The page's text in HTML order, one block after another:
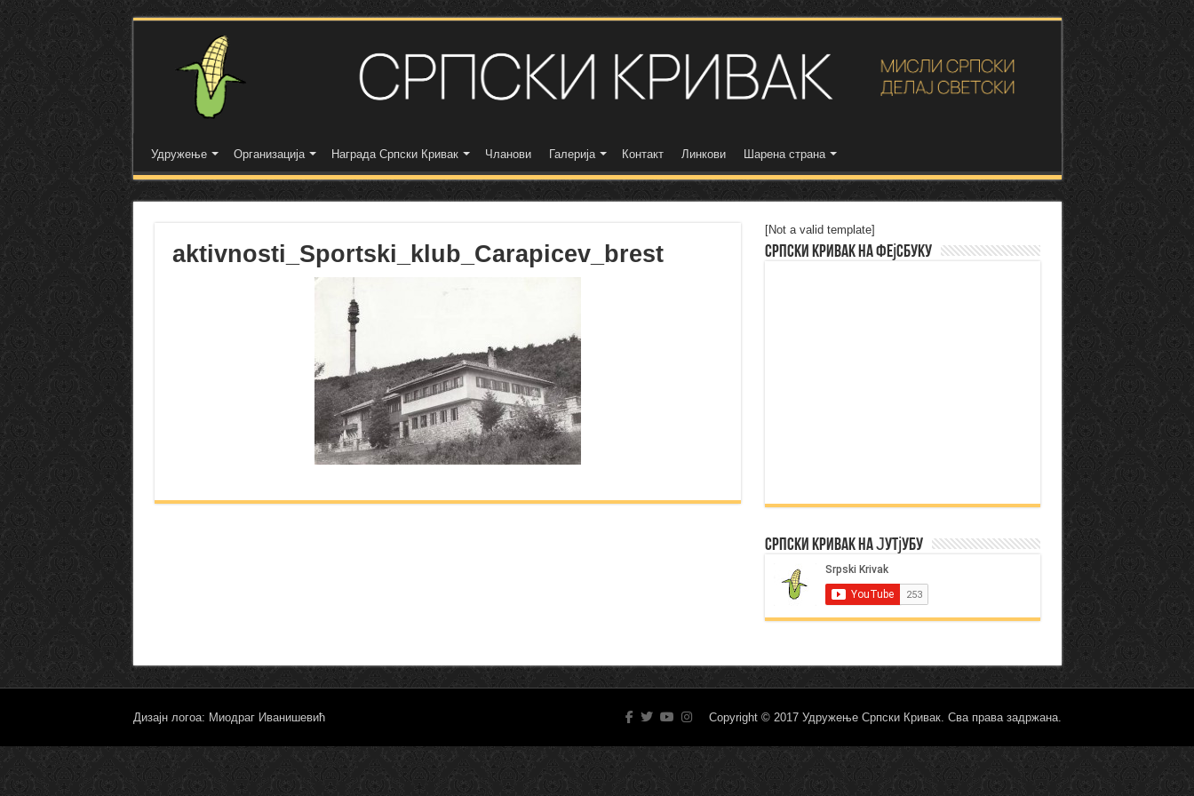
Удружење Организација Награда Српски Кривак Чланови Галерија Контакт Линкови Шарена страна
aktivnosti_Sportski_klub_Carapicev_brest
[Not a valid template]
Српски Кривак на Фејсбуку
Српски Кривак на Јутјубу
Copyright © 2017 Удружење Српски Кривак. Сва права задржана.
Дизајн логоа: Миодраг Иванишевић